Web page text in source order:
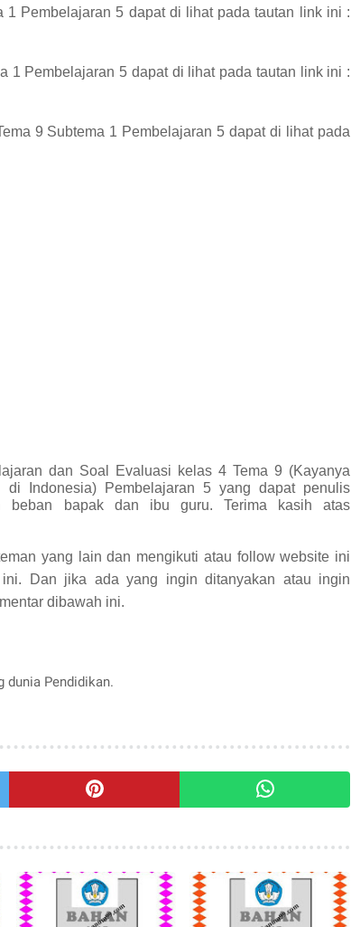
1 Pembelajaran 5 dapat di lihat pada tautan link ini :
1 Pembelajaran 5 dapat di lihat pada tautan link ini :
9 Subtema 1 Pembelajaran 5dapat di lihat pada
dan Soal Evaluasi kelas 4 Tema 9 (Kayanya
Indonesia) Pembelajaran 5 yang dapat penulis
beban bapak dan ibu guru. Terima kasih atas
yang lain dan mengikuti atau follow website ini
Dan jika ada yang ingin ditanyakan atau ingin
dibawah ini.
dunia Pendidikan.